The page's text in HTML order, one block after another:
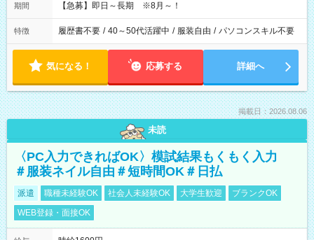
期間 【急募】即日～長期 ※8月～！
特徴 履歴書不要 / 40～50代活躍中 / 服装自由 / パソコンスキル不要
気になる！ 応募する 詳細へ
掲載日：2026.08.06
未読
〈PC入力できればOK〉模試結果もくもく入力
＃服装ネイル自由＃短時間OK＃日払
派遣 職種未経験OK 社会人未経験OK 大学生歓迎
ブランクOK
WEB登録・面接OK